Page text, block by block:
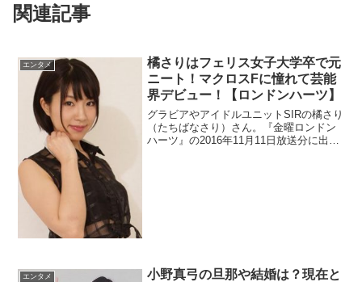
関連記事
エンタメ
橘さりはフェリス女子大学卒で元
ニート！マクロスFに憧れて芸能
界デビュー！【ロンドンハーツ】
グラビアやアイドルユニットSIRの橘さり
（たちばなさり）さん。『金曜ロンドン
ハーツ』の2016年11月11日放送分に出演
エンタメ
小野真弓の旦那や結婚は？現在と